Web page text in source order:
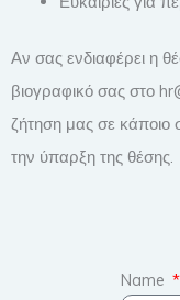
Αν σας ενδιαφέρει η
βιογραφικό σας στο
ζήτηση μας σε κάποιο
την ύπαρξη της θέσης.
Name